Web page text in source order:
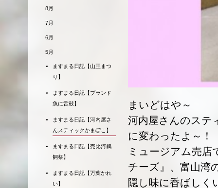
まいどはや～
河内屋さんのステ
に変わったよ～！
ミュージアム売店
チーズ』、富山湾
隠し味に香ばしく
8月
7月
6月
5月
ますまる日記【山王まつ
り】
ますまる日記【ブランド
魚に舌鼓】
ますまる日記【河内屋さ
んスティックかまぼこ】
ますまる日記【売比河鵜
飼祭】
ますまる日記【万葉かれ
い】